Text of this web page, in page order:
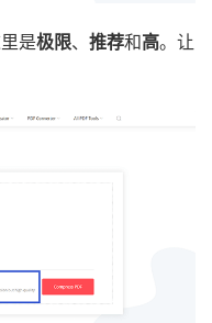
是极限、 推荐和高。让